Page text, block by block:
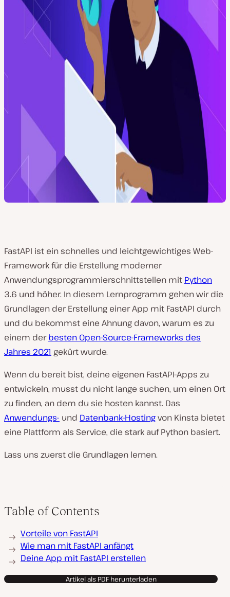
FastAPI ist ein schnelles und leichtgewichtiges Web-
Framework für die Erstellung moderner
Anwendungsprogrammierschnittstellen mit Python
3.6 und höher. In diesem Lernprogramm gehen wir die
Grundlagen der Erstellung einer App mit FastAPI durch
und du bekommst eine Ahnung davon, warum es zu
einem derbesten Open-Source-Frameworks des
Jahres 2021 gekürt wurde.
Wenn du bereit bist, deine eigenen FastAPI-Apps zu
entwickeln, musst du nicht lange suchen, um einen Ort
zu finden, an dem du sie hosten kannst. Das
Anwendungs- und Datenbank-Hostingvon Kinsta bietet
eine Plattform als Service, die stark auf Python basiert.
Lass uns zuerst die Grundlagen lernen.
Table of Contents
Vorteile von FastAPI
Wie man mit FastAPI anfängt
Deine App mit FastAPI erstellen
Artikel als PDF herunterladen